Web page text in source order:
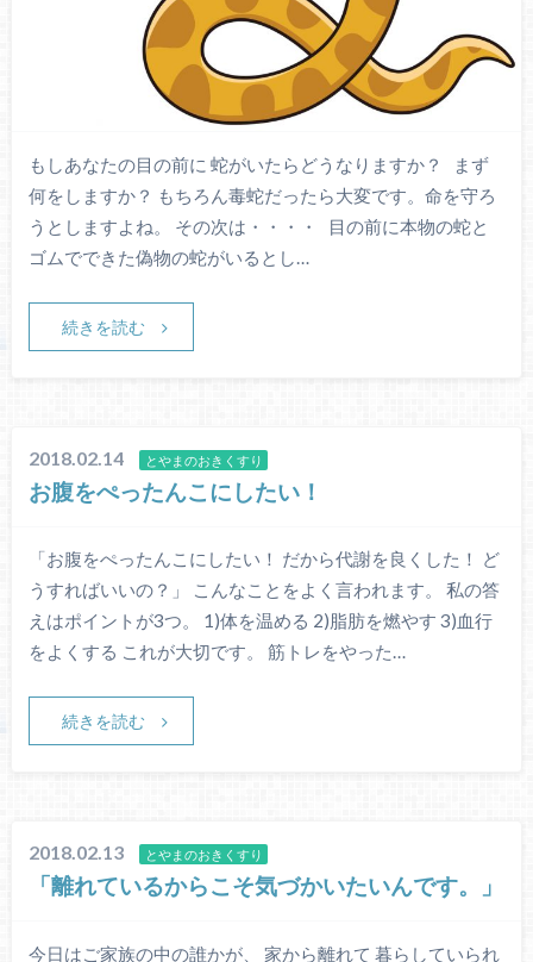
もしあなたの目の前に 蛇がいたらどうなりますか？ まず
何をしますか？ もちろん毒蛇だったら大変です。命を守ろ
うとしますよね。 その次は・・・・ 目の前に本物の蛇と
ゴムでできた偽物の蛇がいるとし…
続きを読む
2018.02.14 とやまのおきくすり
お腹をぺったんこにしたい！
「お腹をぺったんこにしたい！ だから代謝を良くした！ ど
うすればいいの？」 こんなことをよく言われます。 私の答
えはポイントが3つ。 1)体を温める 2)脂肪を燃やす 3)血行
をよくする これが大切です。 筋トレをやった…
続きを読む
2018.02.13 とやまのおきくすり
「離れているからこそ気づかいたいんです。」
今日はご家族の中の誰かが、 家から離れて 暮らしていられ